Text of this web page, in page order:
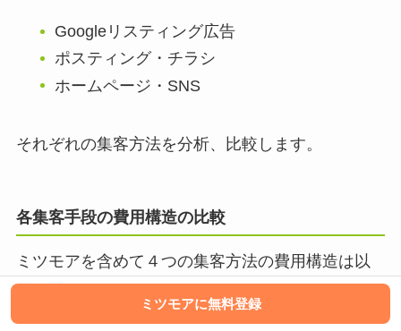
Googleリスティング広告
ポスティング・チラシ
ホームページ・SNS
それぞれの集客方法を分析、比較します。
各集客手段の費用構造の比較
ミツモアを含めて４つの集客方法の費用構造は以
下の通りです。
ミツモアに無料登録